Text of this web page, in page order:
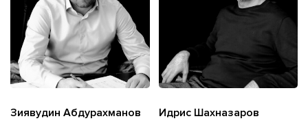
Зиявудин Абдурахманов Идрис Шахназаров